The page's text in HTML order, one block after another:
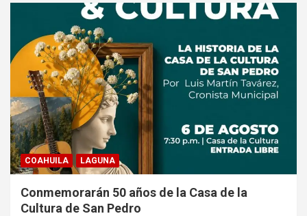
COAHUILA LAGUNA
Conmemorarán 50 años de la Casa de la
Cultura de San Pedro